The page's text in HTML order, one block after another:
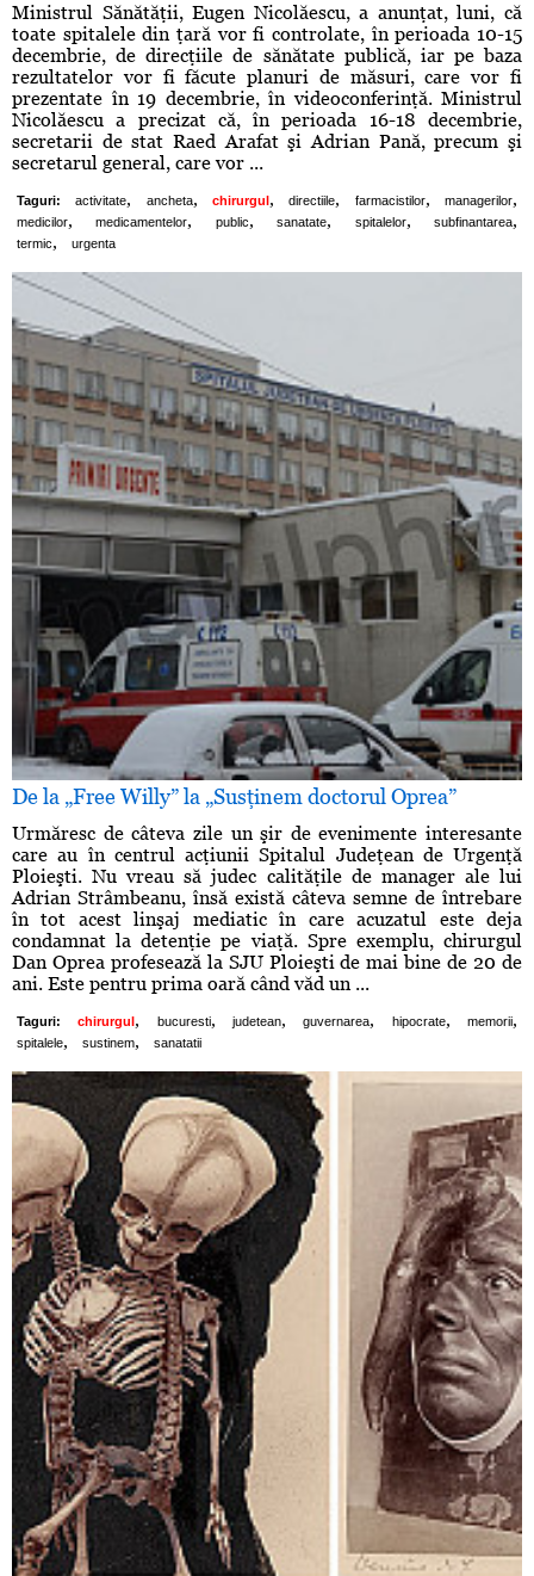
Ministrul Sănătăţii, Eugen Nicolăescu, a anunţat, luni, că
toate spitalele din ţară vor fi controlate, în perioada 10-15
decembrie, de direcţiile de sănătate publică, iar pe baza
rezultatelor vor fi făcute planuri de măsuri, care vor fi
prezentate în 19 decembrie, în videoconferinţă. Ministrul
Nicolăescu a precizat că, în perioada 16-18 decembrie,
secretarii de stat Raed Arafat şi Adrian Pană, precum şi
secretarul general, care vor ...
Taguri: activitate, ancheta, chirurgul, directiile, farmacistilor, managerilor,
medicilor, medicamentelor, public, sanatate, spitalelor, subfinantarea,
termic, urgenta
De la „Free Willy” la „Susţinem doctorul Oprea”
Urmăresc de câteva zile un şir de evenimente interesante
care au în centrul acţiunii Spitalul Judeţean de Urgenţă
Ploieşti. Nu vreau să judec calităţile de manager ale lui
Adrian Strâmbeanu, însă există câteva semne de întrebare
în tot acest linşaj mediatic în care acuzatul este deja
condamnat la detenţie pe viaţă. Spre exemplu, chirurgul
Dan Oprea profesează la SJU Ploieşti de mai bine de 20 de
ani. Este pentru prima oară când văd un ...
Taguri: chirurgul, bucuresti, judetean, guvernarea, hipocrate, memorii,
spitalele, sustinem, sanatatii